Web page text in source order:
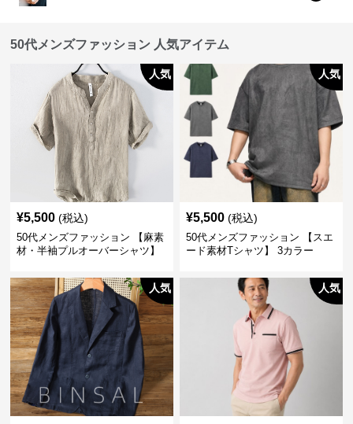
50代メンズファッション 人気アイテム
人気
¥5,500 (税込)
50代メンズファッション 【麻素
材・半袖プルオーバーシャツ】
人気
¥5,500 (税込)
50代メンズファッション 【スエ
ード素材Tシャツ】 3カラー
人気 人気